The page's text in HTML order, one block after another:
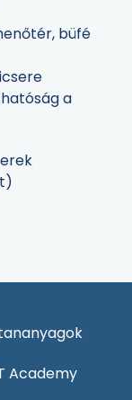
büfé
a
Academy